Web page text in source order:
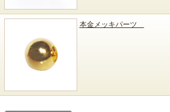
本金メッキパーツ